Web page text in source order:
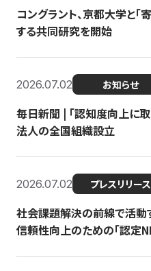
コングラント、京都大学と
する共同研究を開始
2026.07.02 お知らせ
毎日新聞 | 「認知度向上に
法人の全国組織設立
2026.07.02 プレスリリース
社会課題解決の前線で活動
信頼性向上のための「認定